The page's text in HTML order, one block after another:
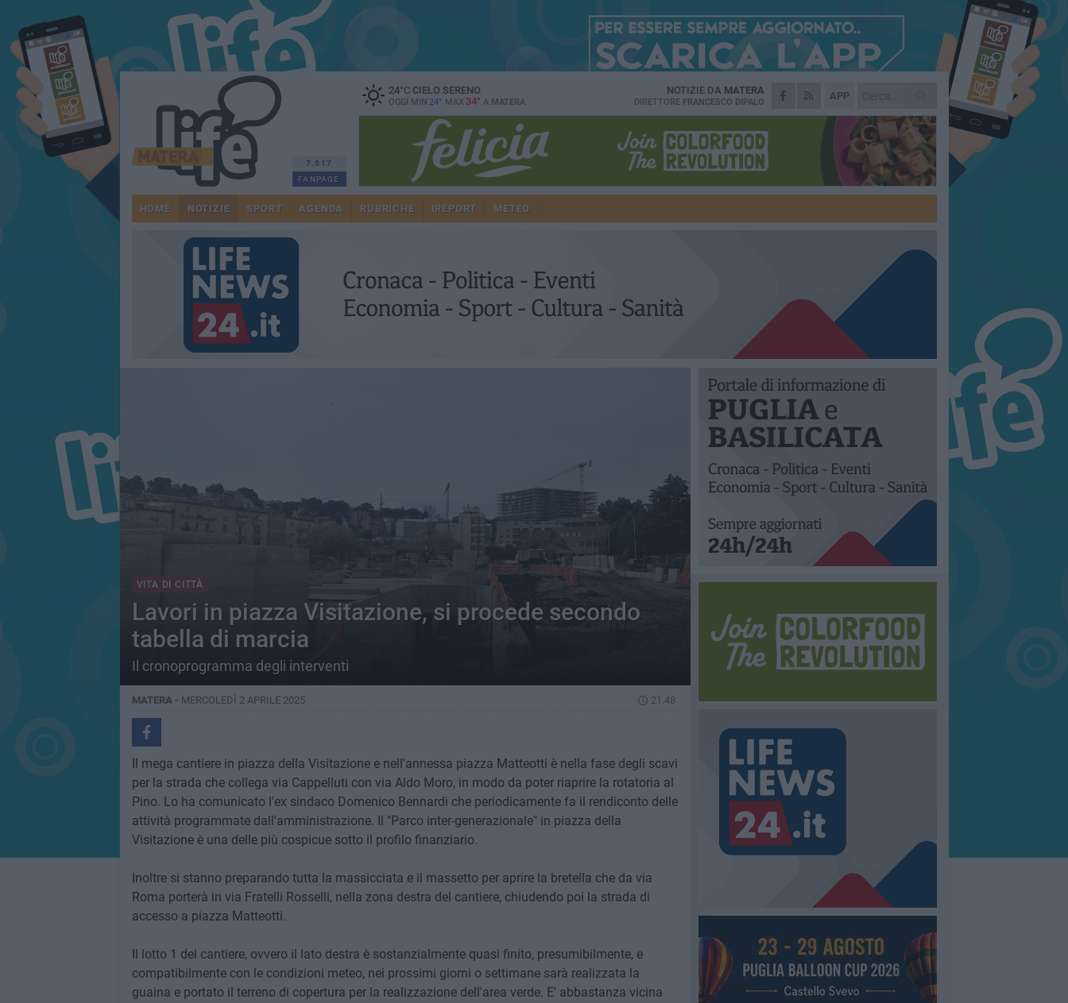
7.517
FANPAGE
24°CCIELO SERENO
OGGI MIN 24° MAX 34° A MATERA
APP
NOTIZIE DA MATERA
DIRETTORE FRANCESCO DIPALO
HOME NOTIZIE SPORT AGENDA RUBRICHE IREPORT METEO
VITA DI CITTÀ
Lavori in piazza Visitazione, si procede secondo
tabella di marcia
Il cronoprogramma degli interventi
MATERA - MERCOLEDÌ 2 APRILE 2025 21.48
Il mega cantiere in piazza della Visitazione e nell'annessa piazza Matteotti è nella fase degli scavi
per la strada che collega via Cappelluti con via Aldo Moro, in modo da poter riaprire la rotatoria al
Pino. Lo ha comunicato l'ex sindaco Domenico Bennardi che periodicamente fa il rendiconto delle
attività programmate dall'amministrazione. Il "Parco inter-generazionale" in piazza della
Visitazione è una delle più cospicue sotto il profilo finanziario.
Inoltre si stanno preparando tutta la massicciata e il massetto per aprire la bretella che da via
Roma porterà in via Fratelli Rosselli, nella zona destra del cantiere, chiudendo poi la strada di
accesso a piazza Matteotti.
Il lotto 1 del cantiere, ovvero il lato destra è sostanzialmente quasi finito, presumibilmente, e
compatibilmente con le condizioni meteo, nei prossimi giorni o settimane sarà realizzata la
guaina e portato il terreno di copertura per la realizzazione dell'area verde. E' abbastanza vicina